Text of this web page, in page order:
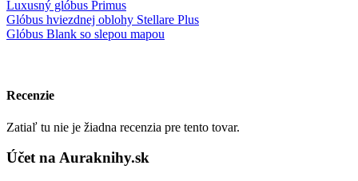
Luxusný glóbus Primus
Glóbus hviezdnej oblohy Stellare Plus
Glóbus Blank so slepou mapou
Recenzie
Zatiaľ tu nie je žiadna recenzia pre tento tovar.
Účet na Auraknihy.sk